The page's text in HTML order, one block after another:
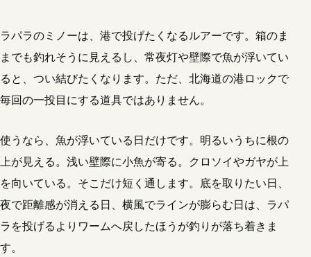
ラパラのミノーは、港で投げたくなるルアーです。箱のま
までも釣れそうに見えるし、常夜灯や壁際で魚が浮いてい
ると、つい結びたくなります。ただ、北海道の港ロックで
毎回の一投目にする道具ではありません。
使うなら、魚が浮いている日だけです。明るいうちに根の
上が見える。浅い壁際に小魚が寄る。クロソイやガヤが上
を向いている。そこだけ短く通します。底を取りたい日、
夜で距離感が消える日、横風でラインが膨らむ日は、ラパ
ラを投げるよりワームへ戻したほうが釣りが落ち着きま
す。